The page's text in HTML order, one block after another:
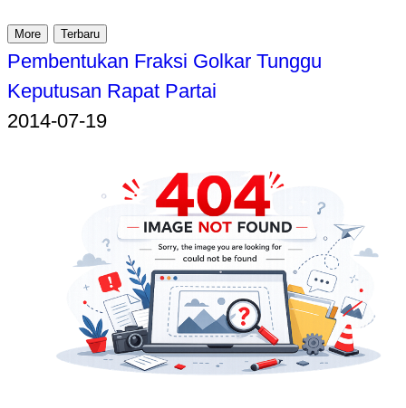
More Terbaru
Pembentukan Fraksi Golkar Tunggu
Keputusan Rapat Partai
2014-07-19